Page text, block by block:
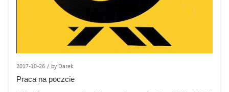
2017-10-26 / by Darek
Praca na poczcie